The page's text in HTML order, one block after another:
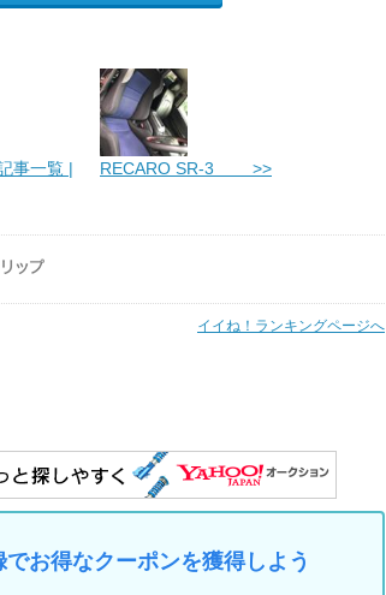
事一覧 | RECARO SR-3 >>
イイね！ランキングページへ
お得なクーポンを獲得しよう